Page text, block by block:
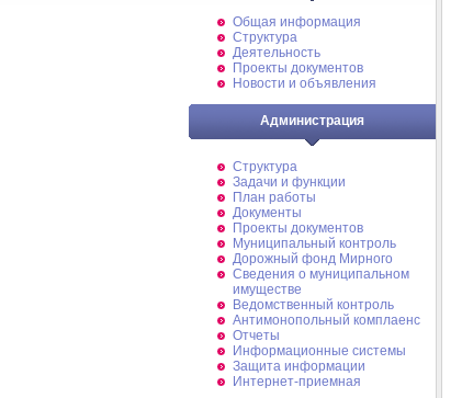
Общая информация
Структура
Деятельность
Проекты документов
Новости и объявления
Администрация
Структура
Задачи и функции
План работы
Документы
Проекты документов
Муниципальный контроль
Дорожный фонд Мирного
Cведения о муниципальном
имуществе
Ведомственный контроль
Антимонопольный комплаенс
Отчеты
Информационные системы
Защита информации
Интернет-приемная